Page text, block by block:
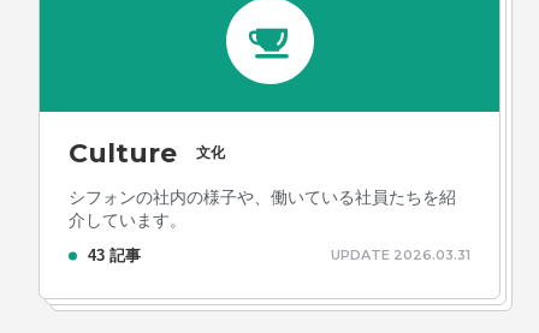
Culture 文化
シフォンの社内の様子や、働いている社員たちを紹
介しています。
43 記事 UPDATE 2026.03.31